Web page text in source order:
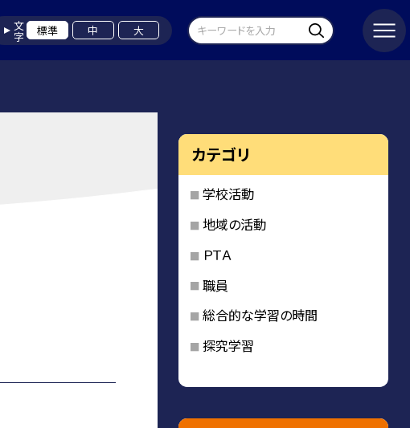
文字 標準 中 大
カテゴリ
学校活動
地域の活動
ＰＴＡ
職員
総合的な学習の時間
探究学習